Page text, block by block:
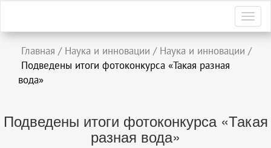
Главная / Наука и инновации / Наука и инновации /
Подведены итоги фотоконкурса «Такая разная
вода»
Подведены итоги фотоконкурса «Такая
разная вода»